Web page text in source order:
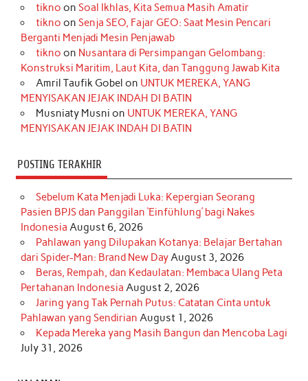
b
o
k
a
r
a
m
o
k
e
r
e
s
t
e
d
I
n
t
r
u
e
tikno on Soal Ikhlas, Kita Semua Masih Amatir
tikno on Senja SEO, Fajar GEO: Saat Mesin Pencari
Berganti Menjadi Mesin Penjawab
tikno on Nusantara di Persimpangan Gelombang:
Konstruksi Maritim, Laut Kita, dan Tanggung Jawab Kita
Amril Taufik Gobel on UNTUK MEREKA, YANG
MENYISAKAN JEJAK INDAH DI BATIN
Musniaty Musni on UNTUK MEREKA, YANG
MENYISAKAN JEJAK INDAH DI BATIN
POSTING TERAKHIR
Sebelum Kata Menjadi Luka: Kepergian Seorang
Pasien BPJS dan Panggilan ‘Einfühlung’ bagi Nakes
Indonesia August 6, 2026
Pahlawan yang Dilupakan Kotanya: Belajar Bertahan
dari Spider-Man: Brand New DayAugust 3, 2026
Beras, Rempah, dan Kedaulatan: Membaca Ulang Peta
Pertahanan Indonesia August 2, 2026
Jaring yang Tak Pernah Putus: Catatan Cinta untuk
Pahlawan yang Sendirian August 1, 2026
Kepada Mereka yang Masih Bangun dan Mencoba Lagi
July 31, 2026